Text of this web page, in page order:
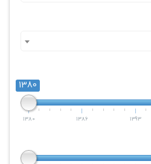
1380
1380 1386 1393